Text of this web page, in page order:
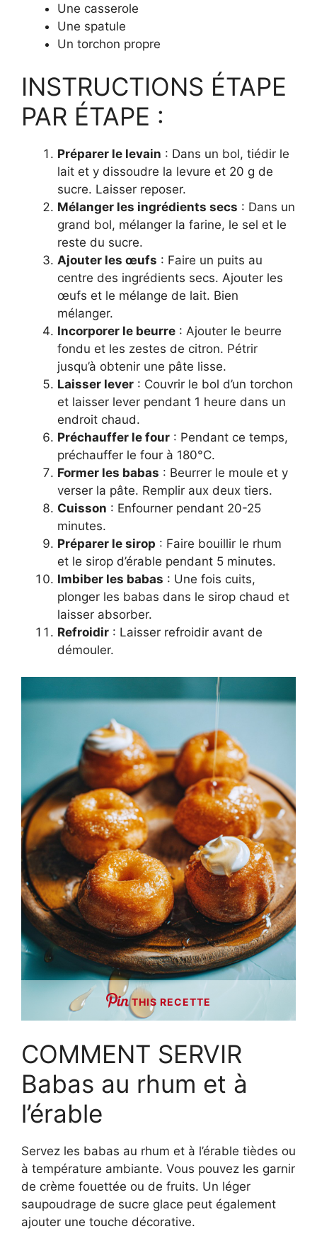
Une casserole
Une spatule
Un torchon propre
INSTRUCTIONS ÉTAPE
PAR ÉTAPE :
Préparer le levain : Dans un bol, tiédir le
lait et y dissoudre la levure et 20 g de
sucre. Laisser reposer.
Mélanger les ingrédients secs : Dans un
grand bol, mélanger la farine, le sel et le
reste du sucre.
Ajouter les œufs : Faire un puits au
centre des ingrédients secs. Ajouter les
œufs et le mélange de lait. Bien
mélanger.
Incorporer le beurre : Ajouter le beurre
fondu et les zestes de citron. Pétrir
jusqu’à obtenir une pâte lisse.
Laisser lever : Couvrir le bol d’un torchon
et laisser lever pendant 1 heure dans un
endroit chaud.
Préchauffer le four : Pendant ce temps,
préchauffer le four à 180°C.
Former les babas : Beurrer le moule et y
verser la pâte. Remplir aux deux tiers.
Cuisson : Enfourner pendant 20-25
minutes.
Préparer le sirop : Faire bouillir le rhum
et le sirop d’érable pendant 5 minutes.
Imbiber les babas : Une fois cuits,
plonger les babas dans le sirop chaud et
laisser absorber.
Refroidir : Laisser refroidir avant de
démouler.
THIS RECETTE
COMMENT SERVIR
Babas au rhum et à
l’érable
Servez les babas au rhum et à l’érable tièdes ou
à température ambiante. Vous pouvez les garnir
de crème fouettée ou de fruits. Un léger
saupoudrage de sucre glace peut également
ajouter une touche décorative.